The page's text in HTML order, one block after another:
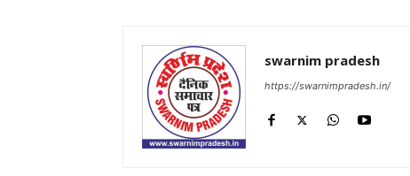
swarnim pradesh
https://swarnimpradesh.in/